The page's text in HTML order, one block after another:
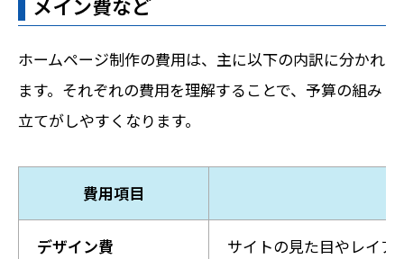
メイン費など
ホームページ制作の費用は、主に以下の内訳に分かれ
ます。それぞれの費用を理解することで、予算の組み
立てがしやすくなります。
費用項目
デザイン費 サイトの見た目やレイ